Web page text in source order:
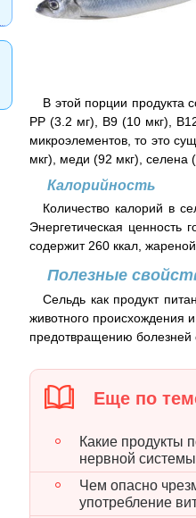
В этой порции продукта
РР (3.2 мг), В9 (10 мкг),
микроэлементов, то это
мкг), меди (92 мкг), селена
Калорийность
Количество калорий в
Энергетическая ценность
содержит 260 ккал,
Полезные
Сельдь как продукт
животного происхождения
предотвращению болезней
Еще по
Какие продукты
нервной системы
Чем опасно
употребление